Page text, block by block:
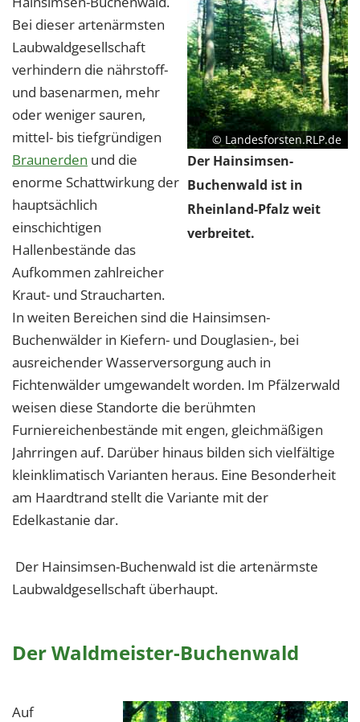
© Landesforsten.RLP.de
Der Hainsimsen-
Buchenwald ist in
Rheinland-Pfalz weit
verbreitet.
Bei dieser artenärmsten
Laubwaldgesellschaft
verhindern die nährstoff-
und basenarmen, mehr
oder weniger sauren,
mittel- bis tiefgründigen
Braunerden und die
enorme Schattwirkung der
hauptsächlich
einschichtigen
Hallenbestände das
Aufkommen zahlreicher
Kraut- und Straucharten.
In weiten Bereichen sind die Hainsimsen-
Buchenwälder in Kiefern- und Douglasien-, bei
ausreichender Wasserversorgung auch in
Fichtenwälder umgewandelt worden. Im Pfälzerwald
weisen diese Standorte die berühmten
Furniereichenbestände mit engen, gleichmäßigen
Jahrringen auf. Darüber hinaus bilden sich vielfältige
kleinklimatisch Varianten heraus. Eine Besonderheit
am Haardtrand stellt die Variante mit der
Edelkastanie dar.
Der Hainsimsen-Buchenwald ist die artenärmste
Laubwaldgesellschaft überhaupt.
Der Waldmeister-Buchenwald
Auf